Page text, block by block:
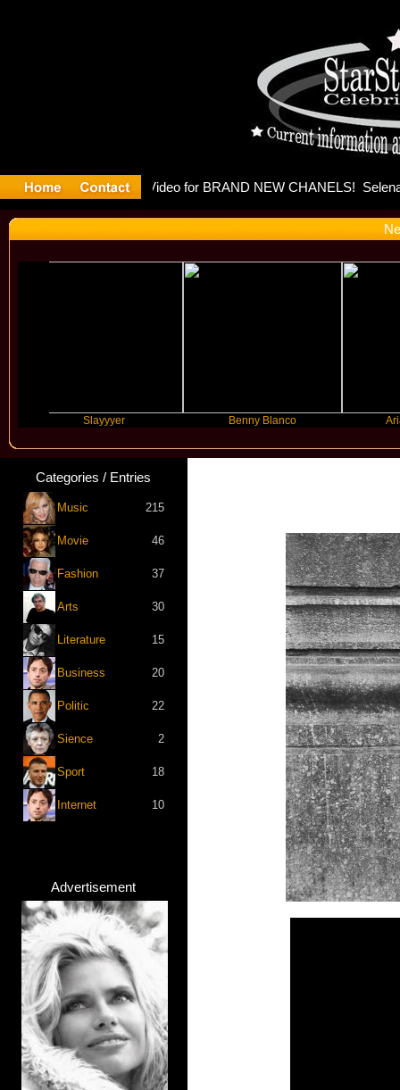
Slayyyer Benny Blanco Ariana
Categories / Entries
Music 215
Movie 46
Fashion 37
Arts 30
Literature 15
Business 20
Politic 22
Sience 2
Sport 18
Internet 10
Advertisement